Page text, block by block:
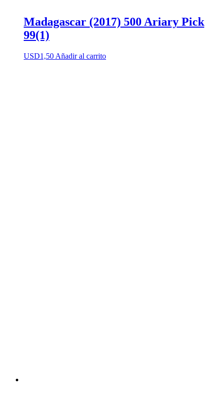
Madagascar (2017) 500 Ariary Pick
99(1)
USD1,50 Añadir al carrito